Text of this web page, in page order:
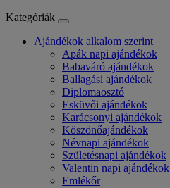
Kategóriák
Ajándékok alkalom szerint
Apák napi ajándékok
Babaváró ajándékok
Ballagási ajándékok
Diplomaosztó
Esküvői ajándékok
Karácsonyi ajándékok
Köszönőajándékok
Névnapi ajándékok
Születésnapi ajándékok
Valentin napi ajándékok
Emlékőr